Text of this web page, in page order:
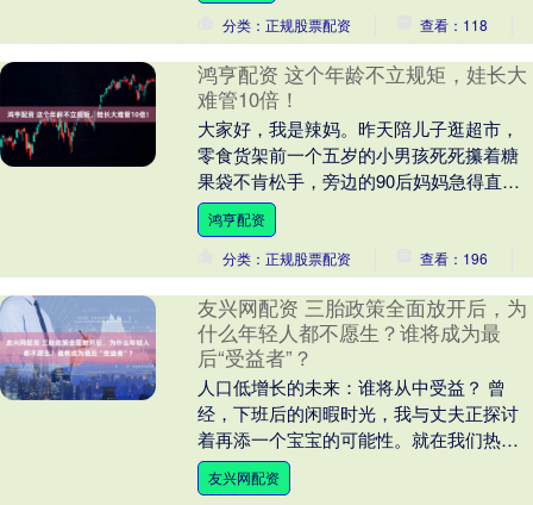
分类：正规股票配资
查看：118
鸿亨配资 这个年龄不立规矩，娃长大
难管10倍！
大家好，我是辣妈。昨天陪儿子逛超市，
零食货架前一个五岁的小男孩死死攥着糖
果袋不肯松手，旁边的90后妈妈急得直跺
脚：“我们不是说好不买糖果吗？”她一遍遍
劝说、安抚....
鸿亨配资
分类：正规股票配资
查看：196
友兴网配资 三胎政策全面放开后，为
什么年轻人都不愿生？谁将成为最
后“受益者”？
人口低增长的未来：谁将从中受益？ 曾
经，下班后的闲暇时光，我与丈夫正探讨
着再添一个宝宝的可能性。就在我们热烈
讨论之际，久未联络的大学室友小张的一
通电话打断了我们....
友兴网配资